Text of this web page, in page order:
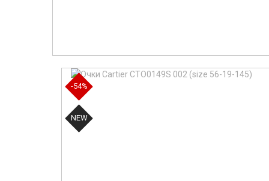
-54%
NEW